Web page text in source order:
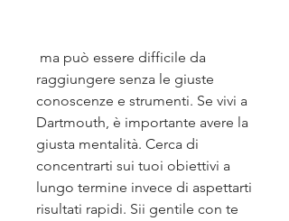
raggiungere senza le giuste
conoscenze e strumenti. Se vivi a
Dartmouth, è importante avere la
giusta mentalità. Cerca di
concentrarti sui tuoi obiettivi a
lungo termine invece di aspettarti
risultati rapidi. Sii gentile con te